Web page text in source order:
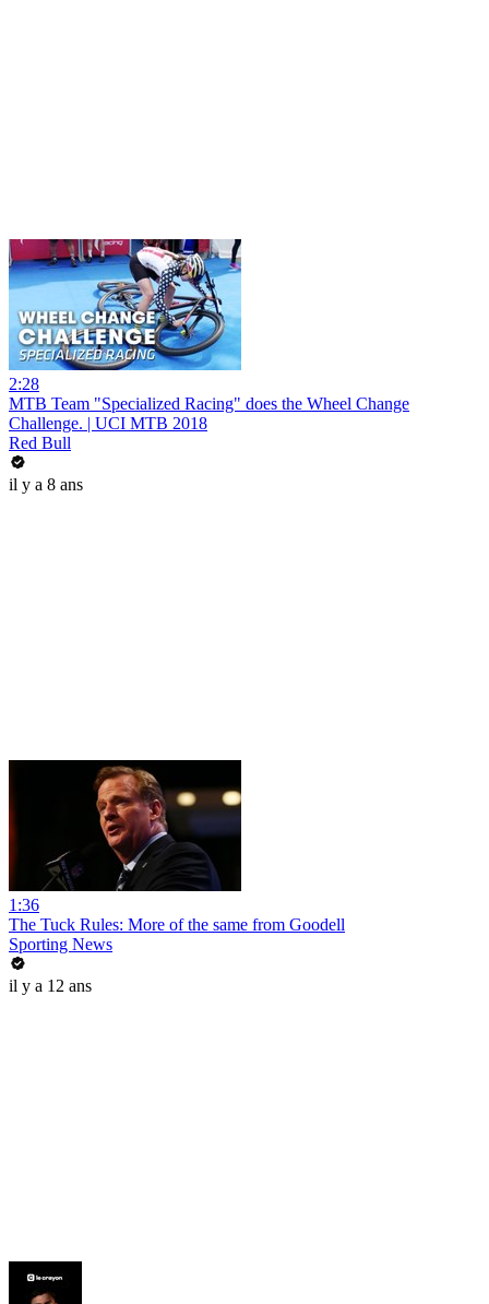
2:28
MTB Team "Specialized Racing" does the Wheel Change
Challenge. | UCI MTB 2018
Red Bull
il y a 8 ans
1:36
The Tuck Rules: More of the same from Goodell
Sporting News
il y a 12 ans